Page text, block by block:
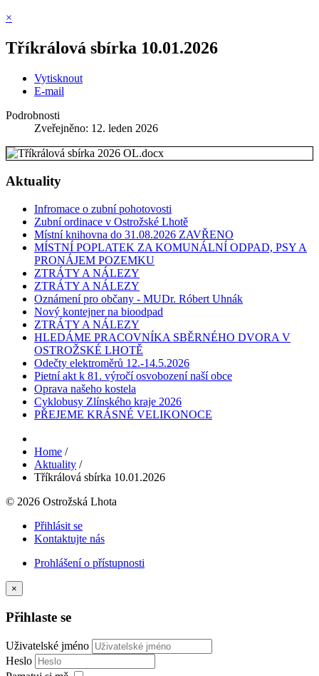
×
Tříkrálová sbírka 10.01.2026
Vytisknout
E-mail
Podrobnosti
Zveřejněno: 12. leden 2026
Aktuality
Infromace o zubní pohotovosti
Zubní ordinace v Ostrožské Lhotě
Místní knihovna do 31.08.2026 ZAVŘENO
MÍSTNÍ POPLATEK ZA KOMUNÁLNÍ ODPAD, PSY A
PRONÁJEM POZEMKU
ZTRÁTY A NÁLEZY
ZTRÁTY A NÁLEZY
Oznámení pro občany - MUDr. Róbert Uhnák
Nový kontejner na bioodpad
ZTRÁTY A NÁLEZY
HLEDÁME PRACOVNÍKA SBĚRNÉHO DVORA V
OSTROŽSKÉ LHOTĚ
Odečty elektroměrů 12.-14.5.2026
Pietní akt k 81. výročí osvobození naší obce
Oprava našeho kostela
Cyklobusy Zlínského kraje 2026
PŘEJEME KRÁSNÉ VELIKONOCE
Home /
Aktuality /
Tříkrálová sbírka 10.01.2026
© 2026 Ostrožská Lhota
Přihlásit se
Kontaktujte nás
Prohlášení o přístupnosti
×
Přihlaste se
Uživatelské jméno
Heslo